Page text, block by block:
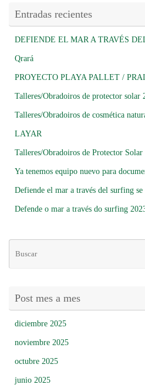
Entradas recientes
DEFIENDE EL MAR A TRAVÉS
Qrará
PROYECTO PLAYA PALLET /
Talleres/Obradoiros de protector solar
Talleres/Obradoiros de cosmética
LAYAR
Talleres/Obradoiros de Protector Solar
Ya tenemos equipo nuevo para
Defiende el mar a través del surfing se
Defende o mar a través do surfing
Post mes a mes
diciembre 2025
noviembre 2025
octubre 2025
junio 2025